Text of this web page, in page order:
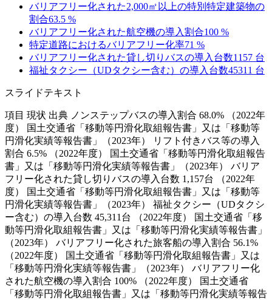
バリアフリー化された2,000㎡以上の特別特定建築物の
割合63.5 %
バリアフリー化された航空機の導入割合100 %
特定道路におけるバリアフリー化率71 %
バリアフリー化された貸し切りバスの導入台数1157 台
福祉タクシー（UDタクシー含む）の導入台数45311 台
スライドテキスト
項目 現状 出典 ノンステップバスの導入割合 68.0% （2022年
度） 国土交通省「移動等円滑化取組報告書」又は「移動等
円滑化実績等報告書」（2023年） リフト付きバス等の導入
割合 6.5% （2022年度） 国土交通省「移動等円滑化取組報告
書」又は「移動等円滑化実績等報告書」（2023年） バリア
フリー化された貸し切りバスの導入台数 1,157台 （2022年
度） 国土交通省「移動等円滑化取組報告書」又は「移動等
円滑化実績等報告書」（2023年） 福祉タクシー（UDタクシ
ー含む）の導入台数 45,311台 （2022年度） 国土交通省「移
動等円滑化取組報告書」又は「移動等円滑化実績等報告書」
（2023年） バリアフリー化された旅客船の導入割合 56.1%
（2022年度） 国土交通省「移動等円滑化取組報告書」又は
「移動等円滑化実績等報告書」（2023年） バリアフリー化
された航空機の導入割合 100% （2022年度） 国土交通省
「移動等円滑化取組報告書」又は「移動等円滑化実績等報告